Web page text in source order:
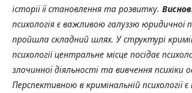
історії її становлення та розвитку.
психологія є важливою галуззю юридичної
пройшла складний шлях. У структурі
психології центральне місце посідає
злочинної діяльності та вивчення психіки
Перспективною в кримінальній психології є